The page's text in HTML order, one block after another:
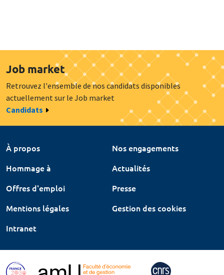
Job market
Retrouvez l'ensemble de nos candidats disponibles
actuellement sur le Job market
Candidats
À propos
Nos engagements
Hommage à
Actualités
Offres d'emploi
Presse
Mentions légales
Gestion des cookies
Intranet